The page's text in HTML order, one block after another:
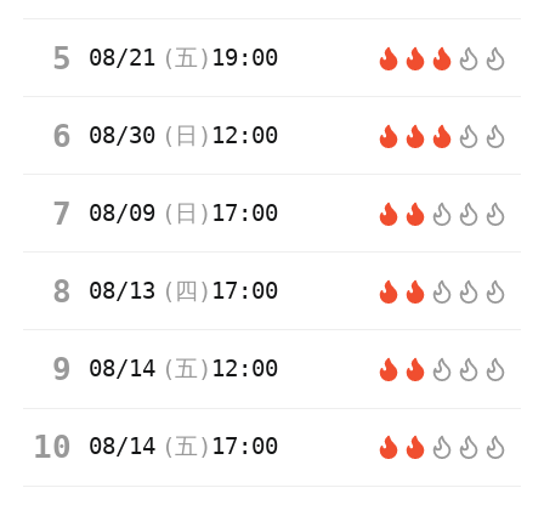
5 08/21 (五) 19:00
6 08/30 ( 日 ) 12:00
7 08/09 ( 日 ) 17:00
8 08/13 ( 四 ) 17:00
9 08/14 (五) 12:00
10 08/14 (五) 17:00